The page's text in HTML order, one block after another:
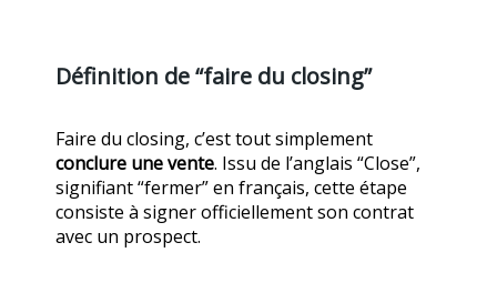
Définition de “faire du closing”
Faire du closing, c’est tout simplement
conclure une vente. Issu de l’anglais “Close”,
signifiant “fermer” en français, cette étape
consiste à signer officiellement son contrat
avec un prospect.